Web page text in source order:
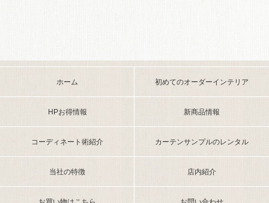
ホーム 初めてのオーダーインテリア
HPお得情報 新商品情報
コーディネート術紹介 カーテンサンプルのレンタル
当社の特徴 店内紹介